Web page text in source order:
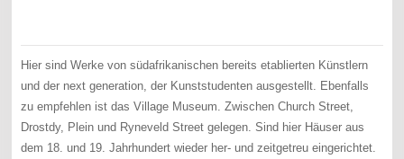
Hier sind Werke von südafrikanischen bereits etablierten Künstlern
und der next generation, der Kunststudenten ausgestellt. Ebenfalls
zu empfehlen ist das Village Museum. Zwischen Church Street,
Drostdy, Plein und Ryneveld Street gelegen. Sind hier Häuser aus
dem 18. und 19. Jahrhundert wieder her- und zeitgetreu eingerichtet.